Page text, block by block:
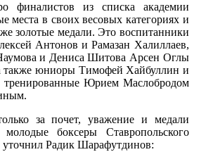
финалистов из списка академии
места в своих весовых категориях и
золотые медали. Это воспитанники
Антонов и Рамазан Халиллаев,
и Дениса Шитова Арсен Оглы
юниоры Тимофей Хайбуллин и
тренированные Юрием Маслобродом
за почет, уважение и медали
боксеры Ставропольского
уточнил Радик Шарафутдинов: